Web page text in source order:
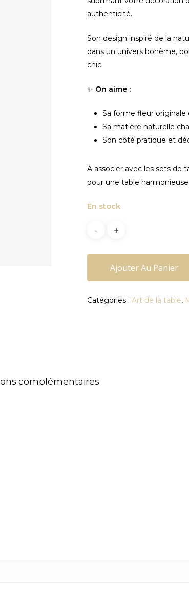
authenticité.
Son design inspiré de la
dans un univers bohème,
chic.
✨ On aime :
Sa forme fleur
Sa matière naturelle
Son côté pratique et
À associer avec les sets de
pour une table
En stock
Ajouter Au Panier
Catégories :Art de la table,
complémentaires